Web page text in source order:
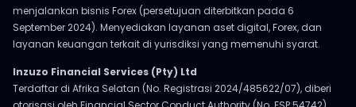
menjalankan bisnis Forex (persetujuan diterbitkan pada 6
September 2024). Menyediakan layanan aset digital, Forex, dan
layanan keuangan terkait di yurisdiksi yang memenuhi syarat.
Inzuzo Financial Services (Pty) Ltd
Terdaftar di Afrika Selatan (No. Registrasi 2024/485622/07), diberi